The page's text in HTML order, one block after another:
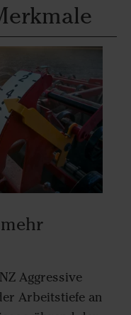
Aggressive
Arbeitstiefe an